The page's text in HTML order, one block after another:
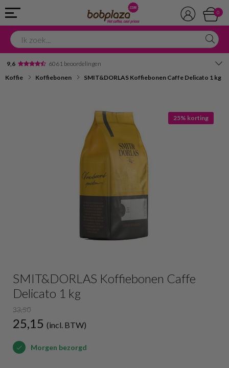
0
9,6 6061 beoordelingen
Koffie Koffiebonen SMIT&DORLAS Koffiebonen Caffe Delicato 1 kg
25% korting
SMIT&DORLAS Koffiebonen Caffe
Delicato 1 kg
33,50
25,15 (incl. BTW)
Morgen bezorgd